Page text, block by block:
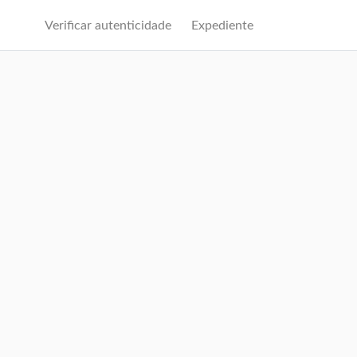
Verificar autenticidade Expediente